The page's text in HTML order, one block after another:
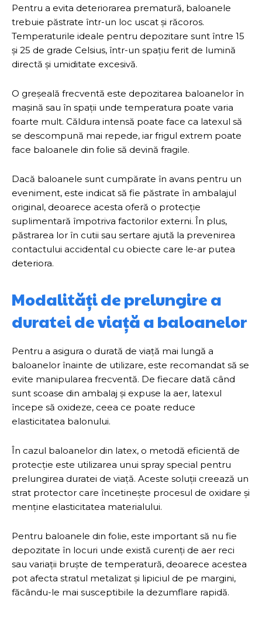
Pentru a evita deteriorarea prematură, baloanele
trebuie păstrate într-un loc uscat și răcoros.
Temperaturile ideale pentru depozitare sunt între 15
și 25 de grade Celsius, într-un spațiu ferit de lumină
directă și umiditate excesivă.
O greșeală frecventă este depozitarea baloanelor în
mașină sau în spații unde temperatura poate varia
foarte mult. Căldura intensă poate face ca latexul să
se descompună mai repede, iar frigul extrem poate
face baloanele din folie să devină fragile.
Dacă baloanele sunt cumpărate în avans pentru un
eveniment, este indicat să fie păstrate în ambalajul
original, deoarece acesta oferă o protecție
suplimentară împotriva factorilor externi. În plus,
păstrarea lor în cutii sau sertare ajută la prevenirea
contactului accidental cu obiecte care le-ar putea
deteriora.
Modalități de prelungire a
duratei de viață a baloanelor
Pentru a asigura o durată de viață mai lungă a
baloanelor înainte de utilizare, este recomandat să se
evite manipularea frecventă. De fiecare dată când
sunt scoase din ambalaj și expuse la aer, latexul
începe să oxideze, ceea ce poate reduce
elasticitatea balonului.
În cazul baloanelor din latex, o metodă eficientă de
protecție este utilizarea unui spray special pentru
prelungirea duratei de viață. Aceste soluții creează un
strat protector care încetinește procesul de oxidare și
menține elasticitatea materialului.
Pentru baloanele din folie, este important să nu fie
depozitate în locuri unde există curenți de aer reci
sau variații bruște de temperatură, deoarece acestea
pot afecta stratul metalizat și lipiciul de pe margini,
făcându-le mai susceptibile la dezumflare rapidă.